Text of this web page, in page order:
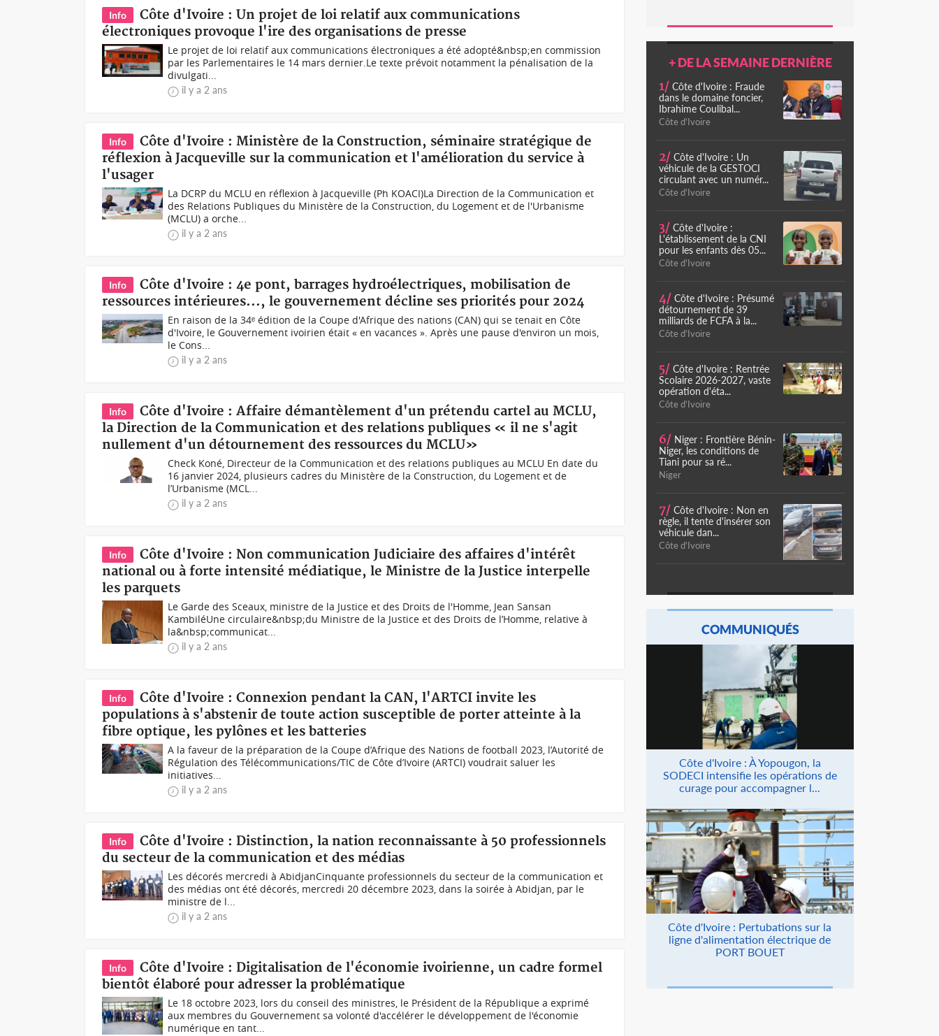
Info
Côte d'Ivoire : Un projet de loi relatif aux communications
électroniques provoque l'ire des organisations de presse
Le projet de loi relatif aux communications électroniques a été adopté&nbsp;en commission
par les Parlementaires le 14 mars dernier.Le texte prévoit notamment la pénalisation de la
divulgati...
il y a 2 ans
Info
Côte d'Ivoire : Ministère de la Construction, séminaire stratégique de
réflexion à Jacqueville sur la communication et l'amélioration du service à
l'usager
La DCRP du MCLU en réflexion à Jacqueville (Ph KOACI)La Direction de la Communication et
des Relations Publiques du Ministère de la Construction, du Logement et de l'Urbanisme
(MCLU) a orche...
il y a 2 ans
Info
Côte d'Ivoire : 4e pont, barrages hydroélectriques, mobilisation de
ressources intérieures..., le gouvernement décline ses priorités pour 2024
En raison de la 34ᵉ édition de la Coupe d'Afrique des nations (CAN) qui se tenait en Côte
d'Ivoire, le Gouvernement ivoirien était « en vacances ». Après une pause d'environ un mois,
le Cons...
il y a 2 ans
Info
Côte d'Ivoire : Affaire démantèlement d'un prétendu cartel au MCLU,
la Direction de la Communication et des relations publiques « il ne s'agit
nullement d'un détournement des ressources du MCLU»
Check Koné, Directeur de la Communication et des relations publiques au MCLU En date du
16 janvier 2024, plusieurs cadres du Ministère de la Construction, du Logement et de
l’Urbanisme (MCL...
il y a 2 ans
Info
Côte d'Ivoire : Non communication Judiciaire des affaires d'intérêt
national ou à forte intensité médiatique, le Ministre de la Justice interpelle
les parquets
Le Garde des Sceaux, ministre de la Justice et des Droits de l'Homme, Jean Sansan
KambiléUne circulaire&nbsp;du Ministre de la Justice et des Droits de l’Homme, relative à
la&nbsp;communicat...
il y a 2 ans
Info
Côte d'Ivoire : Connexion pendant la CAN, l'ARTCI invite les
populations à s'abstenir de toute action susceptible de porter atteinte à la
fibre optique, les pylônes et les batteries
A la faveur de la préparation de la Coupe d’Afrique des Nations de football 2023, l’Autorité de
Régulation des Télécommunications/TIC de Côte d’Ivoire (ARTCI) voudrait saluer les
initiatives...
il y a 2 ans
Info
Côte d'Ivoire : Distinction, la nation reconnaissante à 50 professionnels
du secteur de la communication et des médias
Les décorés mercredi à AbidjanCinquante professionnels du secteur de la communication et
des médias ont été décorés, mercredi 20 décembre 2023, dans la soirée à Abidjan, par le
ministre de l...
il y a 2 ans
Info
Côte d'Ivoire : Digitalisation de l'économie ivoirienne, un cadre formel
bientôt élaboré pour adresser la problématique
Le 18 octobre 2023, lors du conseil des ministres, le Président de la République a exprimé
aux membres du Gouvernement sa volonté d'accélérer le développement de l'économie
numérique en tant...
+ DE LA SEMAINE DERNIÈRE
1/ Côte d'Ivoire : Fraude
dans le domaine foncier,
Ibrahime Coulibal...
Côte d'Ivoire
2/ Côte d'Ivoire : Un
véhicule de la GESTOCI
circulant avec un numér...
Côte d'Ivoire
3/ Côte d'Ivoire :
L'établissement de la CNI
pour les enfants dès 05...
Côte d'Ivoire
4/ Côte d'Ivoire : Présumé
détournement de 39
milliards de FCFA à la...
Côte d'Ivoire
5/ Côte d'Ivoire : Rentrée
Scolaire 2026-2027, vaste
opération d'éta...
Côte d'Ivoire
6/ Niger : Frontière Bénin-
Niger, les conditions de
Tiani pour sa ré...
Niger
7/ Côte d'Ivoire : Non en
règle, il tente d'insérer son
véhicule dan...
Côte d'Ivoire
COMMUNIQUÉS
Côte d'Ivoire : À Yopougon, la
SODECI intensifie les opérations de
curage pour accompagner l...
Côte d'Ivoire : Pertubations sur la
ligne d'alimentation électrique de
PORT BOUET